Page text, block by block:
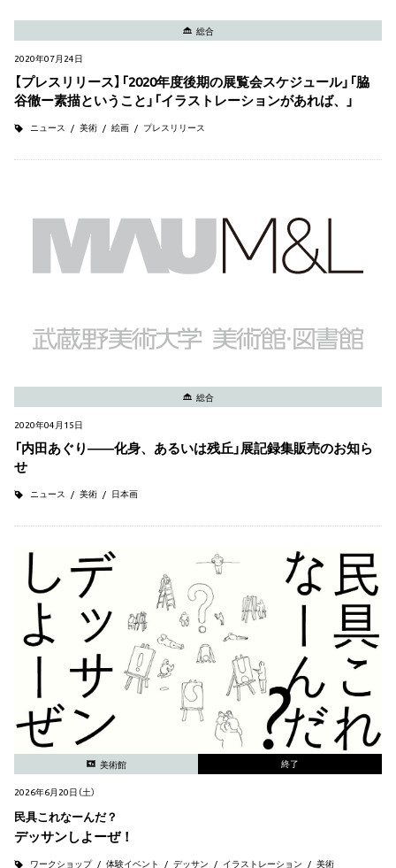
総合
2020年07月24日
【プレスリリース】「2020年度後期の展覧会スケジュール」「脇
谷徹ー素描ということ」「イラストレーションがあれば、」
ニュース 美術 絵画 プレスリリース
総合
2020年04月15日
「内田あぐり――化身、あるいは残丘」展記録集販売のお知ら
せ
ニュース 美術 日本画
美術館 終了
2026年6月20日（土）
民具これなーんだ？
デッサンしよーぜ！
ワークショップ 体験イベント デッサン イラストレーション 美術